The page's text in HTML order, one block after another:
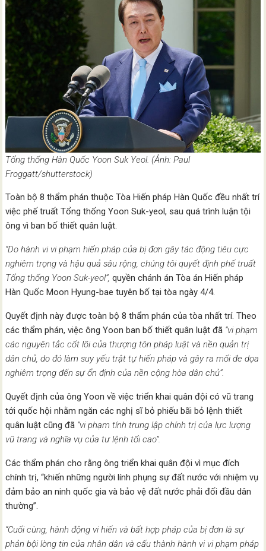
Tổng thống Hàn Quốc Yoon Suk Yeol. (Ảnh: Paul
Froggatt/shutterstock)
Toàn bộ 8 thẩm phán thuộc Tòa Hiến pháp Hàn Quốc đều nhất trí
việc phế truất Tổng thống Yoon Suk-yeol, sau quá trình luận tội
ông vì ban bố thiết quân luật.
“Do hành vi vi phạm hiến pháp của bị đơn gây tác động tiêu cực
nghiêm trọng và hậu quả sâu rộng, chúng tôi quyết định phế truất
Tổng thống Yoon Suk-yeol”, quyền chánh án Tòa án Hiến pháp
Hàn Quốc Moon Hyung-bae tuyên bố tại tòa ngày 4/4.
Quyết định này được toàn bộ 8 thẩm phán của tòa nhất trí. Theo
các thẩm phán, việc ông Yoon ban bố thiết quân luật đã “vi phạm
các nguyên tắc cốt lõi của thượng tôn pháp luật và nền quản trị
dân chủ, do đó làm suy yếu trật tự hiến pháp và gây ra mối đe dọa
nghiêm trọng đến sự ổn định của nền cộng hòa dân chủ”.
Quyết định của ông Yoon về việc triển khai quân đội có vũ trang
tới quốc hội nhằm ngăn các nghị sĩ bỏ phiếu bãi bỏ lệnh thiết
quân luật cũng đã “vi phạm tính trung lập chính trị của lực lượng
vũ trang và nghĩa vụ của tư lệnh tối cao”.
Các thẩm phán cho rằng ông triển khai quân đội vì mục đích
chính trị, “khiến những người lính phụng sự đất nước với nhiệm vụ
đảm bảo an ninh quốc gia và bảo vệ đất nước phải đối đầu dân
thường”.
“Cuối cùng, hành động vi hiến và bất hợp pháp của bị đơn là sự
phản bội lòng tin của nhân dân và cấu thành hành vi vi phạm pháp